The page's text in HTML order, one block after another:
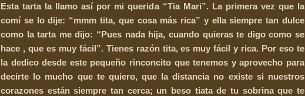
Esta tarta la llamo así por mi querida “Tia Mari”. La primera vez que la
comí se lo dije: “mmm tita, que cosa más rica” y ella siempre tan dulce
como la tarta me dijo: “Pues nada hija, cuando quieras te digo como se
hace , que es muy fácil”. Tienes razón tita, es muy fácil y rica. Por eso te
la dedico desde este pequeño rinconcito que tenemos y aprovecho para
decirte lo mucho que te quiero, que la distancia no existe si nuestros
corazones están siempre tan cerca; un beso tiata de tu sobrina que te